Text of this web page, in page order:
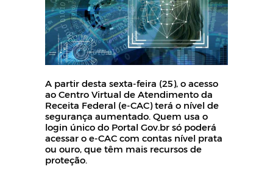
A partir desta sexta-feira (25), o acesso
ao Centro Virtual de Atendimento da
Receita Federal (e-CAC) terá o nível de
segurança aumentado. Quem usa o
login único do Portal Gov.br só poderá
acessar o e-CAC com contas nível prata
ou ouro, que têm mais recursos de
proteção.